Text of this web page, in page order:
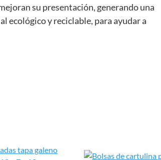
su presentación, generando una
ecológico y reciclable, para ayudar a